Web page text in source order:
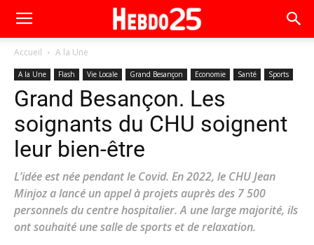
Accueil A la Une
A la Une Flash Vie Locale Grand Besançon Economie Santé Sports
Grand Besançon. Les
soignants du CHU soignent
leur bien-être
L’idée est née pendant le Covid. En 2022, le CHU Jean
Minjoz a lancé un appel à projets auprès des 7 500
personnels du centre hospitalier. A une large majorité, ils
ont souhaité une salle de sports et de relaxation.